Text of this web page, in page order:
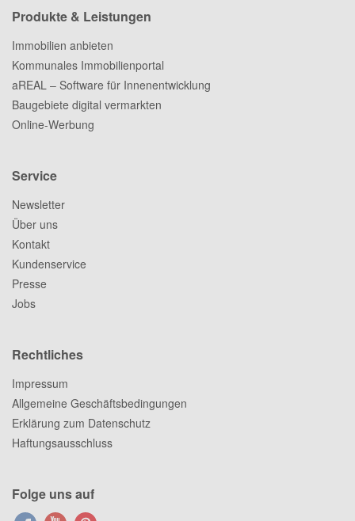
Produkte & Leistungen
Immobilien anbieten
Kommunales Immobilienportal
aREAL – Software für Innenentwicklung
Baugebiete digital vermarkten
Online-Werbung
Service
Newsletter
Über uns
Kontakt
Kundenservice
Presse
Jobs
Rechtliches
Impressum
Allgemeine Geschäftsbedingungen
Erklärung zum Datenschutz
Haftungsausschluss
Folge uns auf